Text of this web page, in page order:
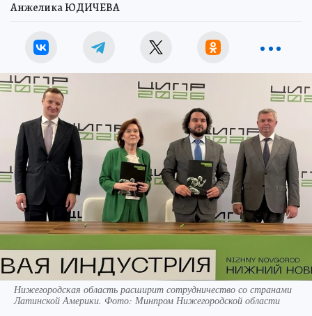
Анжелика ЮДИЧЕВА
Нижегородская область расширит сотрудничество со странами
Латинской Америки. Фото: Минпром Нижегородской области